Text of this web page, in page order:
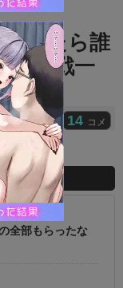
u
t
e
ったら誰
肉弾戦一
14 コメ
全部もらったな